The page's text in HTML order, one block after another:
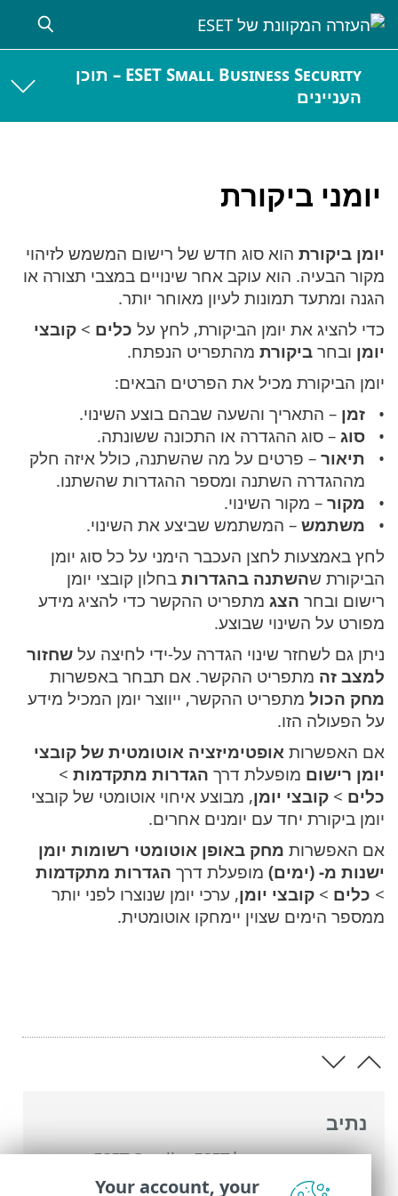
ESET Small Business Security – תוכן
העניינים
יומני ביקורת
נתיב
העזרה המקוונת של ESET >
ESET Small
Business Security
>
עבודה עם ESET Small
יומן ביקורת הוא סוג חדש של רישום המשמש לזיהוי
מקור הבעיה. הוא עוקב אחר שינויים במצבי תצורה או
הגנה ומתעד תמונות לעיון מאוחר יותר.
כדי להציג את יומן הביקורת, לחץ על כלים > קובצי
יומן ובחר ביקורת מהתפריט הנפתח.
יומן הביקורת מכיל את הפרטים הבאים:
זמן – התאריך והשעה שבהם בוצע השינוי.
סוג – סוג ההגדרה או התכונה ששונתה.
תיאור – פרטים על מה שהשתנה, כולל איזה חלק
מההגדרה השתנה ומספר ההגדרות שהשתנו.
מקור – מקור השינוי.
משתמש – המשתמש שביצע את השינוי.
לחץ באמצעות לחצן העכבר הימני על כל סוג יומן
הביקורת שהשתנה בהגדרות בחלון קובצי יומן
רישום ובחר הצג מתפריט ההקשר כדי להציג מידע
מפורט על השינוי שבוצע.
ניתן גם לשחזר שינוי הגדרה על-ידי לחיצה על שחזור
למצב זה מתפריט ההקשר. אם תבחר באפשרות
מחק הכול מתפריט ההקשר, ייווצר יומן המכיל מידע
על הפעולה הזו.
אם האפשרות אופטימיזציה אוטומטית של קובצי
יומן רישום מופעלת דרך הגדרות מתקדמות >
כלים > קובצי יומן, מבוצע איחוי אוטומטי של קובצי
יומן ביקורת יחד עם יומנים אחרים.
אם האפשרות מחק באופן אוטומטי רשומות יומן
ישנות מ- (ימים) מופעלת דרך הגדרות מתקדמות
> כלים > קובצי יומן, ערכי יומן שנוצרו לפני יותר
ממספר הימים שצוין יימחקו אוטומטית.
Your account, your